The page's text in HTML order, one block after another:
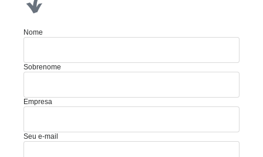
Nome
Sobrenome
Empresa
Seu e-mail